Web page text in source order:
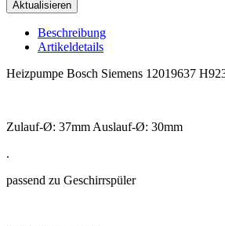
Beschreibung
Artikeldetails
Heizpumpe Bosch Siemens 12019637
Zulauf-Ø: 37mm Auslauf-Ø: 30mm
.
passend zu Geschirrspüler